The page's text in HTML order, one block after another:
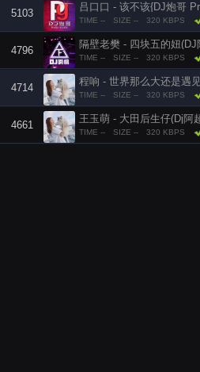
5103
吕口口 - 该不该{DJ炮哥
TIME -- SIZE -- 320 KBPS
4796
隔壁老樊 - 四块五的妞
TIME -- SIZE -- 320 KBPS
4714
程响 - 世界那么大还是遇
TIME -- SIZE -- 320 KBPS
4661
王玉萌 - 大田后生仔(Dj阿
TIME -- SIZE -- 320 KBPS